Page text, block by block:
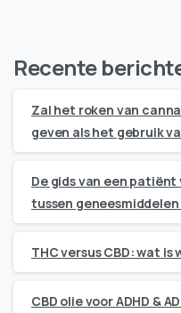
Recente
Zal het roken van
geven als het gebruik
De gids van een
tussen
THC versus CBD: wat is
CBD olie voor ADHD &